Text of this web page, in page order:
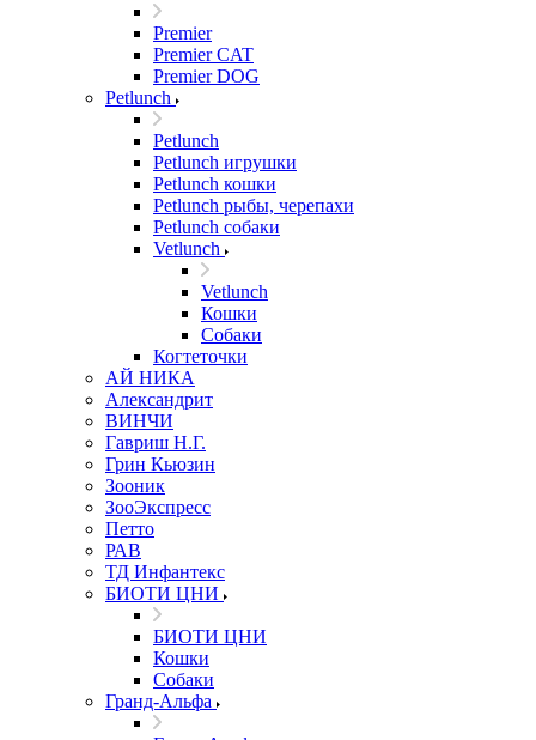
Premier
Premier CAT
Premier DOG
Petlunch
Petlunch
Petlunch игрушки
Petlunch кошки
Petlunch рыбы, черепахи
Petlunch собаки
Vetlunch
Vetlunch
Кошки
Собаки
Когтеточки
АЙ НИКА
Александрит
ВИНЧИ
Гавриш Н.Г.
Грин Кьюзин
Зооник
ЗооЭкспресс
Петто
РАВ
ТД Инфантекс
БИОТИ ЦНИ
БИОТИ ЦНИ
Кошки
Собаки
Гранд-Альфа